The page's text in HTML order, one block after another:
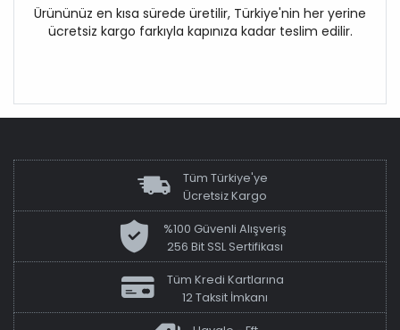
Ürününüz en kısa sürede üretilir, Türkiye'nin her yerine
ücretsiz kargo farkıyla kapınıza kadar teslim edilir.
Tüm Türkiye'ye
Ücretsiz Kargo
%100 Güvenli Alışveriş
256 Bit SSL Sertifikası
Tüm Kredi Kartlarına
12 Taksit İmkanı